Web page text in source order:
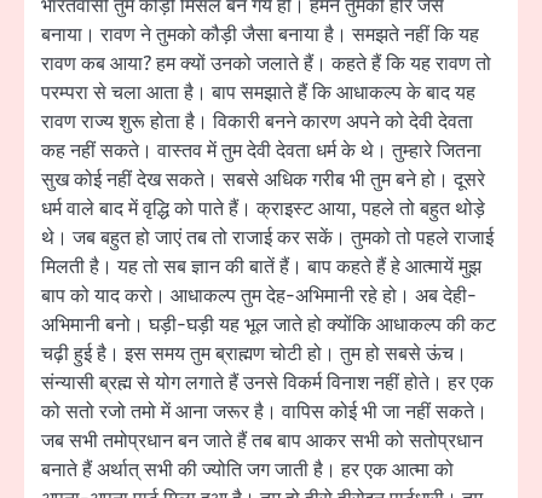
भारतवासी तुम कौड़ी मिसल बन गये हो। हमने तुमको हीरे जैसे
बनाया। रावण ने तुमको कौड़ी जैसा बनाया है। समझते नहीं कि यह
रावण कब आया? हम क्यों उनको जलाते हैं। कहते हैं कि यह रावण तो
परम्परा से चला आता है। बाप समझाते हैं कि आधाकल्प के बाद यह
रावण राज्य शुरू होता है। विकारी बनने कारण अपने को देवी देवता
कह नहीं सकते। वास्तव में तुम देवी देवता धर्म के थे। तुम्हारे जितना
सुख कोई नहीं देख सकते। सबसे अधिक गरीब भी तुम बने हो। दूसरे
धर्म वाले बाद में वृद्धि को पाते हैं। क्राइस्ट आया, पहले तो बहुत थोड़े
थे। जब बहुत हो जाएं तब तो राजाई कर सकें। तुमको तो पहले राजाई
मिलती है। यह तो सब ज्ञान की बातें हैं। बाप कहते हैं हे आत्मायें मुझ
बाप को याद करो। आधाकल्प तुम देह-अभिमानी रहे हो। अब देही-
अभिमानी बनो। घड़ी-घड़ी यह भूल जाते हो क्योंकि आधाकल्प की कट
चढ़ी हुई है। इस समय तुम ब्राह्मण चोटी हो। तुम हो सबसे ऊंच।
संन्यासी ब्रह्म से योग लगाते हैं उनसे विकर्म विनाश नहीं होते। हर एक
को सतो रजो तमो में आना जरूर है। वापिस कोई भी जा नहीं सकते।
जब सभी तमोप्रधान बन जाते हैं तब बाप आकर सभी को सतोप्रधान
बनाते हैं अर्थात् सभी की ज्योति जग जाती है। हर एक आत्मा को